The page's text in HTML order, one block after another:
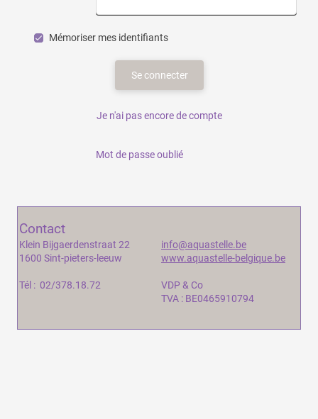
Mémoriser mes identifiants
Se connecter
Je n'ai pas encore de compte
Mot de passe oublié
Contact
Klein Bijgaerdenstraat 22
1600 Sint-pieters-leeuw
Tél : 02/378.18.72
info@aquastelle.be
www.aquastelle-belgique.be
VDP & Co
TVA : BE0465910794